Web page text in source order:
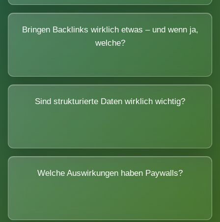
Bringen Backlinks wirklich etwas – und wenn ja,
welche?
Sind strukturierte Daten wirklich wichtig?
Welche Auswirkungen haben Paywalls?